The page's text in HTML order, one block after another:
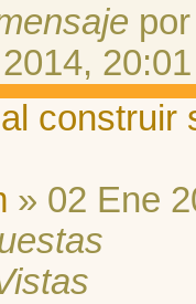
20:01
construir
» 02 Ene